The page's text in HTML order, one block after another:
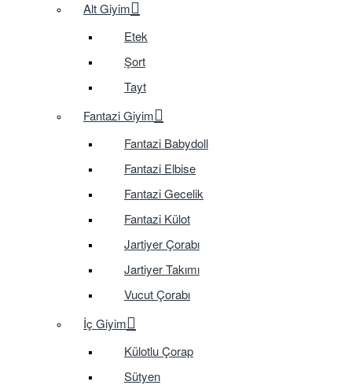
Alt Giyim
Etek
Şort
Tayt
Fantazi Giyim
Fantazi Babydoll
Fantazi Elbise
Fantazi Gecelik
Fantazi Külot
Jartiyer Çorabı
Jartiyer Takımı
Vucut Çorabı
İç Giyim
Külotlu Çorap
Sütyen